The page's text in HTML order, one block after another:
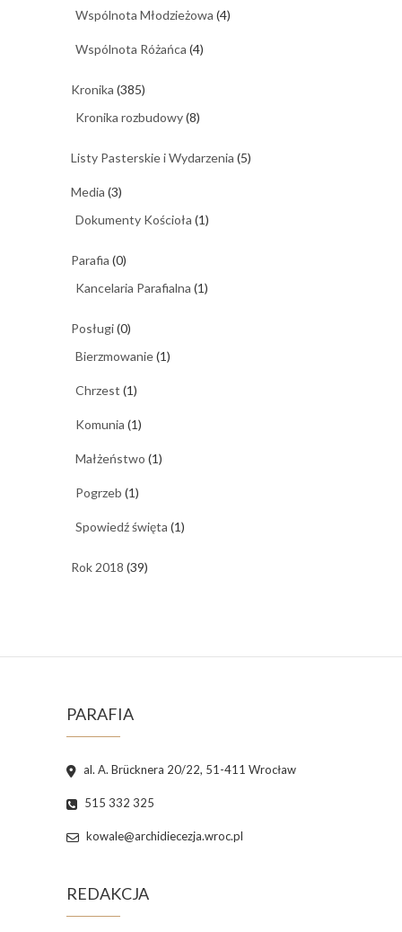
Wspólnota Młodzieżowa (4)
Wspólnota Różańca (4)
Kronika (385)
Kronika rozbudowy(8)
Listy Pasterskie i Wydarzenia (5)
Media (3)
Dokumenty Kościoła (1)
Parafia (0)
Kancelaria Parafialna (1)
Posługi(0)
Bierzmowanie(1)
Chrzest (1)
Komunia (1)
Małżeństwo (1)
Pogrzeb (1)
Spowiedź święta (1)
Rok 2018 (39)
PARAFIA
al. A. Brücknera 20/22, 51-411 Wrocław
515 332 325
kowale@archidiecezja.wroc.pl
REDAKCJA